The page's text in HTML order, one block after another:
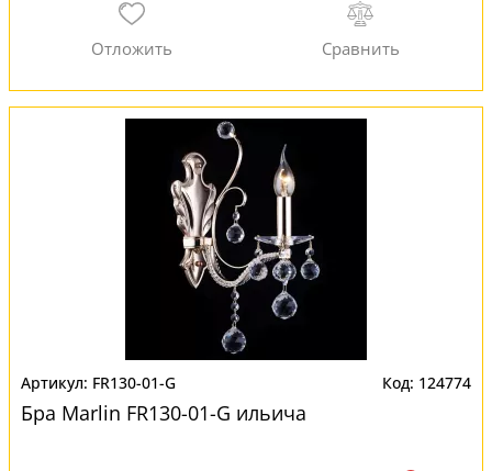
FR130-01-G 124774
Бра Marlin FR130-01-G ильича